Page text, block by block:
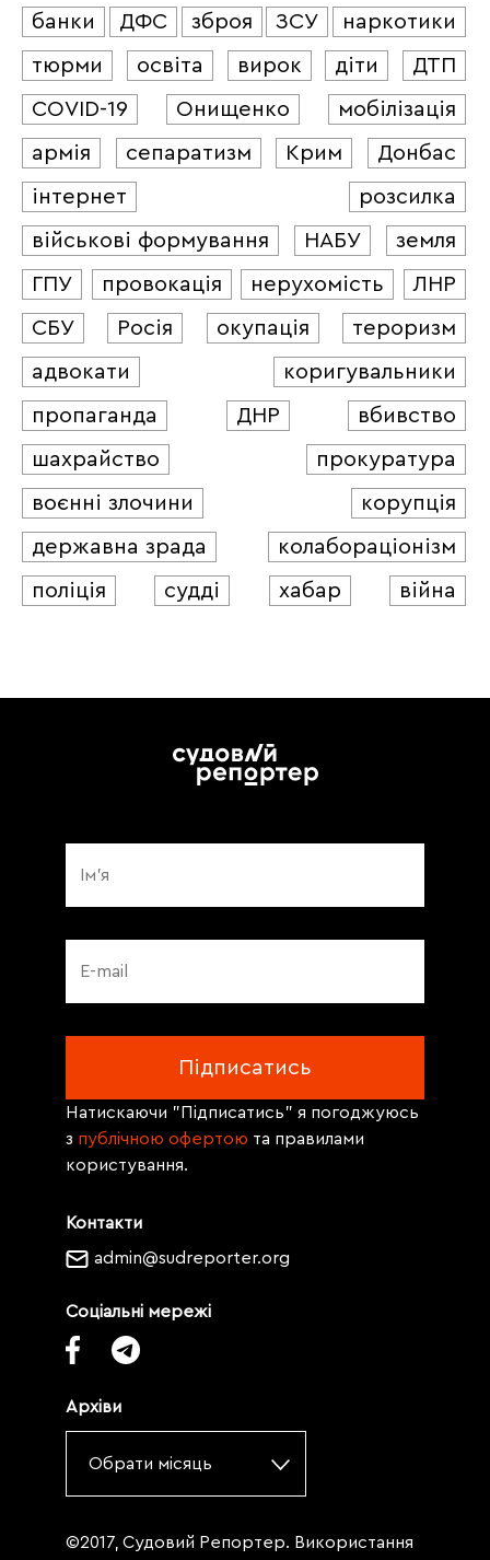
банки ДФС зброя ЗСУ
наркотики
тюрми
освіта вирок діти
ДТП
COVID-19
Онищенко
мобілізація
армія
сепаратизм Крим
Донбас
інтернет
розсилка
військові формування
НАБУ
земля
ГПУ
провокація нерухомість
ЛНР
СБУ
Росія окупація
тероризм
адвокати
коригувальники
пропаганда
ДНР
вбивство
шахрайство
прокуратура
воєнні злочини
корупція
державна зрада
колабораціонізм
поліція
судді хабар війна
Контакти
admin@sudreporter.org
Соціальні мережі
Архіви
Обрати місяць
Натискаючи "Підписатись" я погоджуюсь
з публічною офертою та правилами
користування.
©2017, Судовий Репортер. Використання